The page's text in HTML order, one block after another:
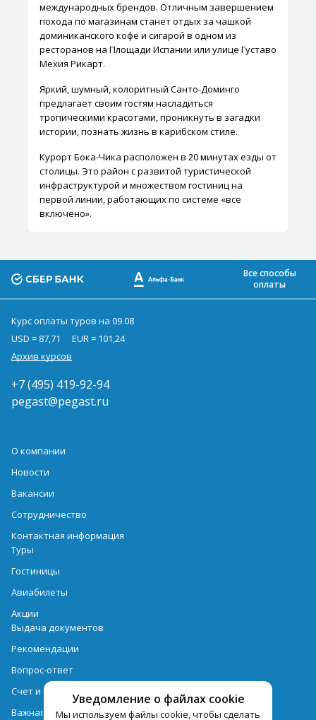
международных брендов. Отличным завершением
похода по магазинам станет отдых за чашкой
доминиканского кофе и сигарой в одном из
ресторанов на Площади Испании или улице Густаво
Мехия Рикарт.
Яркий, шумный, колоритный Санто-Доминго
предлагает своим гостям насладиться
тропическими красотами, проникнуть в загадки
истории, познать жизнь в карибском стиле.
Курорт Бока-Чика расположен в 20 минутах езды от
столицы. Это район с развитой туристической
инфраструктурой и множеством гостиниц на
первой линии, работающих по системе «все
включено».
Уведомление о файлах cookie
Мы используем файлы cookie, чтобы сделать
Все способы
оплаты
Курс оплаты туров на 09.08
USD = 87,71
EUR = 101,24
Архив курсов
+7 (495) 419-92-94
pegast@pegast.ru
О компании
Новости
Вакансии
Сотрудничество
Контактная информация
Туры
Гостиницы
Авиабилеты
Акции
Выдача документов
Рекомендации
Вопрос-ответ
Счет и оплата
Важная информация по турпродукту